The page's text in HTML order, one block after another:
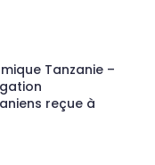
Tanzanie –
reçue à